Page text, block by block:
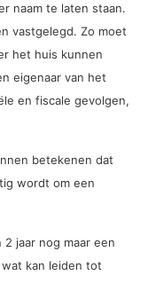
naam te laten staan.
vastgelegd. Zo moet
het huis kunnen
eigenaar van het
en fiscale gevolgen,
betekenen dat
wordt om een
jaar nog maar een
kan leiden tot